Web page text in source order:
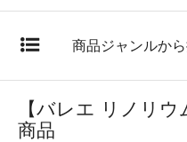
商品ジャンルか
【バレエ リノリ
商品